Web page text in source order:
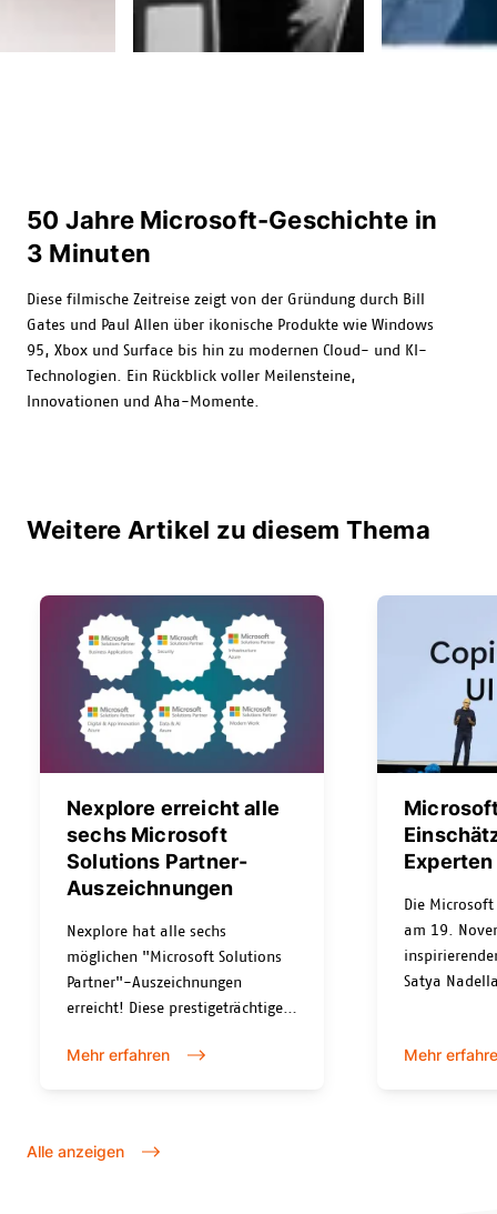
50 Jahre Microsoft-Geschichte in
3 Minuten
Diese filmische Zeitreise zeigt von der Gründung durch Bill
Gates und Paul Allen über ikonische Produkte wie Windows
95, Xbox und Surface bis hin zu modernen Cloud- und KI-
Technologien. Ein Rückblick voller Meilensteine,
Innovationen und Aha-Momente.
Weitere Artikel zu diesem Thema
Nexplore erreicht alle
sechs Microsoft
Solutions Partner-
Auszeichnungen
Nexplore hat alle sechs
möglichen "Microsoft Solutions
Partner"-Auszeichnungen
erreicht! Diese prestigeträchtigen
strengsten Kriterien in den
und Erfahrung in der Welt
Mehr erfahren
Experten
Die
am 19.
Satya
Plattformen
Mehr
Alle anzeigen